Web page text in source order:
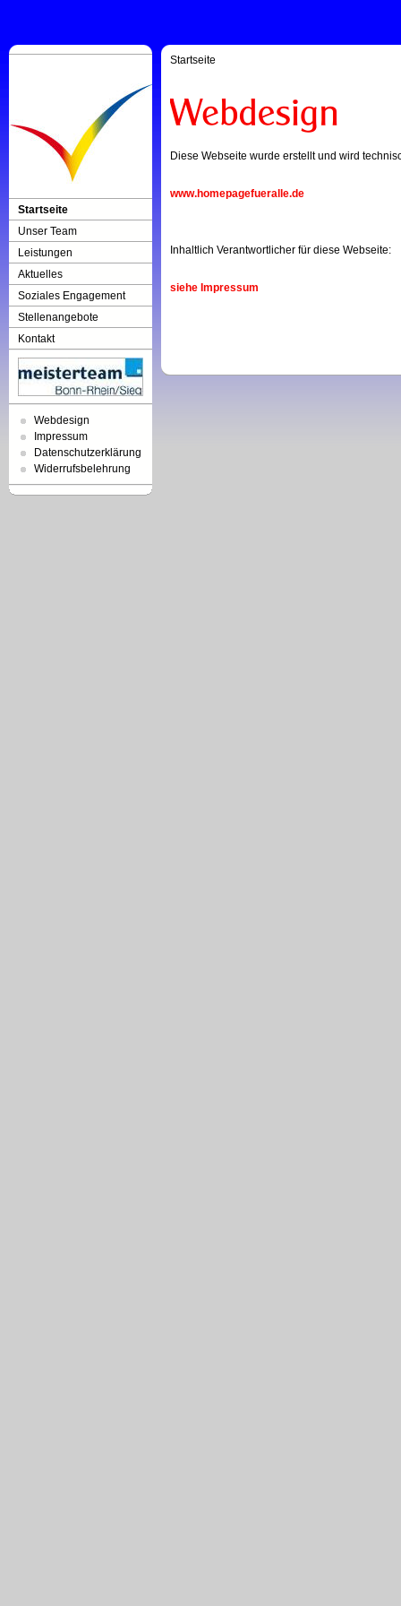
Startseite
Unser Team
Leistungen
Aktuelles
Soziales Engagement
Stellenangebote
Kontakt
Webdesign
Impressum
Datenschutzerklärung
Widerrufsbelehrung
Startseite
Diese Webseite wurde erstellt und wird
www.homepagefueralle.de
Inhaltlich Verantwortlicher für diese Webseite:
siehe Impressum